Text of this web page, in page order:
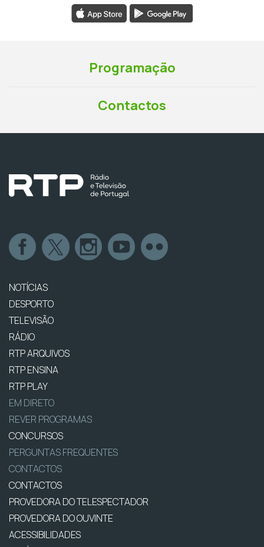
Programação
Contactos
NOTÍCIAS
DESPORTO
TELEVISÃO
RÁDIO
RTP ARQUIVOS
RTP ENSINA
RTP PLAY
EM DIRETO
REVER PROGRAMAS
CONCURSOS
PERGUNTAS FREQUENTES
CONTACTOS
CONTACTOS
PROVEDORA DO TELESPECTADOR
PROVEDORA DO OUVINTE
ACESSIBILIDADES